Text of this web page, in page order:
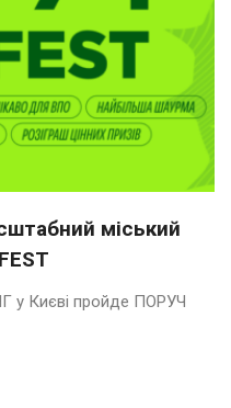
міський
у Києві пройде ПОРУЧ